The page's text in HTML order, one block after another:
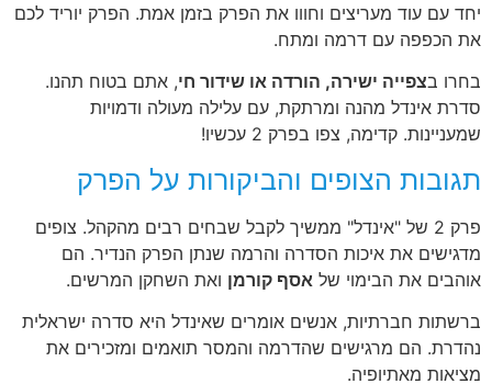
יחד עם עוד מעריצים וחווו את הפרק בזמן אמת. הפרק יוריד לכם
את הכפפה עם דרמה ומתח.
בחרו בצפייה ישירה, הורדה או שידור חי, אתם בטוח תהנו.
סדרת אינדל מהנה ומרתקת, עם עלילה מעולה ודמויות
שמעניינות. קדימה, צפו בפרק 2 עכשיו!
תגובות הצופים והביקורות על הפרק
פרק 2 של "אינדל" ממשיך לקבל שבחים רבים מהקהל. צופים
מדגישים את איכות הסדרה והרמה שנתן הפרק הנדיר. הם
אוהבים את הבימוי של אסף קורמן ואת השחקן המרשים.
ברשתות חברתיות, אנשים אומרים שאינדל היא סדרה ישראלית
נהדרת. הם מרגישים שהדרמה והמסר תואמים ומזכירים את
מציאות מאתיופיה.